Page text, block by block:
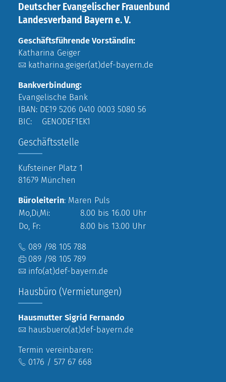
Deutscher Evangelischer Frauenbund
Landesverband Bayern e. V.
Geschäftsführende Vorständin:
Katharina Geiger
katharina.geiger(at)def-bayern.de
Bankverbindung:
Evangelische Bank
IBAN: DE19 5206 0410 0003 5080 56
BIC: GENODEF1EK1
Geschäftsstelle
Kufsteiner Platz 1
81679 München
Büroleiterin: Maren Puls
Mo,Di,Mi:
8.00 bis 16.00 Uhr
Do, Fr:
8.00 bis 13.00 Uhr
089 /98 105 788
089 /98 105 789
info(at)def-bayern.de
Hausbüro (Vermietungen)
Hausmutter Sigrid Fernando
hausbuero(at)def-bayern.de
Termin vereinbaren:
0176 / 577 67 668